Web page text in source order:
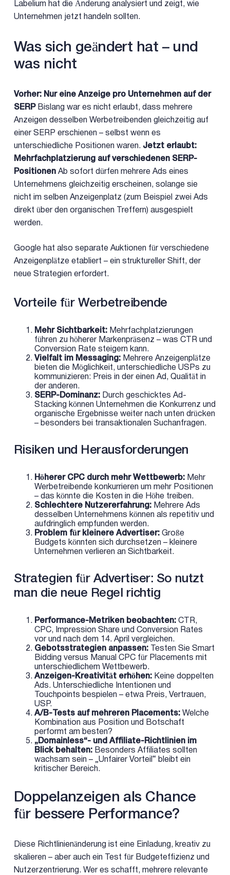
Labelium hat die Änderung analysiert und zeigt, wie
Unternehmen jetzt handeln sollten.
Was sich geändert hat – und
was nicht
Vorher: Nur eine Anzeige pro Unternehmen auf der
SERPBislang war es nicht erlaubt, dass mehrere
Anzeigen desselben Werbetreibenden gleichzeitig auf
einer SERP erschienen – selbst wenn es
unterschiedliche Positionen waren. Jetzt erlaubt:
Mehrfachplatzierung auf verschiedenen SERP-
PositionenAb sofort dürfen mehrere Ads eines
Unternehmens gleichzeitig erscheinen, solange sie
nicht im selben Anzeigenplatz (zum Beispiel zwei Ads
direkt über den organischen Treffern) ausgespielt
werden.
Google hat also separate Auktionen für verschiedene
Anzeigenplätze etabliert – ein struktureller Shift, der
neue Strategien erfordert.
Vorteile für Werbetreibende
Mehr Sichtbarkeit:Mehrfachplatzierungen
führen zu höherer Markenpräsenz – was CTR und
Conversion Rate steigern kann.
Vielfalt im Messaging:Mehrere Anzeigenplätze
bieten die Möglichkeit, unterschiedliche USPs zu
kommunizieren: Preis in der einen Ad, Qualität in
der anderen.
SERP-Dominanz:Durch geschicktes Ad-
Stacking können Unternehmen die Konkurrenz und
organische Ergebnisse weiter nach unten drücken
– besonders bei transaktionalen Suchanfragen.
Risiken und Herausforderungen
Höherer CPC durch mehr Wettbewerb:Mehr
Werbetreibende konkurrieren um mehr Positionen
– das könnte die Kosten in die Höhe treiben.
Schlechtere Nutzererfahrung:Mehrere Ads
desselben Unternehmens können als repetitiv und
aufdringlich empfunden werden.
Problem für kleinere Advertiser:Große
Budgets könnten sich durchsetzen – kleinere
Unternehmen verlieren an Sichtbarkeit.
Strategien für Advertiser: So nutzt
man die neue Regel richtig
Performance-Metriken beobachten:CTR,
CPC, Impression Share und Conversion Rates
vor und nach dem 14. April vergleichen.
Gebotsstrategien anpassen:Testen Sie Smart
Bidding versus Manual CPC für Placements mit
unterschiedlichem Wettbewerb.
Anzeigen-Kreativität erhöhen:Keine doppelten
Ads. Unterschiedliche Intentionen und
Touchpoints bespielen – etwa Preis, Vertrauen,
USP.
A/B-Tests auf mehreren Placements:Welche
Kombination aus Position und Botschaft
performt am besten?
„Domainless“- und Affiliate-Richtlinien im
Blick behalten:Besonders Affiliates sollten
wachsam sein – „Unfairer Vorteil“ bleibt ein
kritischer Bereich.
Doppelanzeigen als Chance
für bessere Performance?
Diese Richtlinienänderung ist eine Einladung, kreativ zu
skalieren – aber auch ein Test für Budgeteffizienz und
Nutzerzentrierung. Wer es schafft, mehrere relevante